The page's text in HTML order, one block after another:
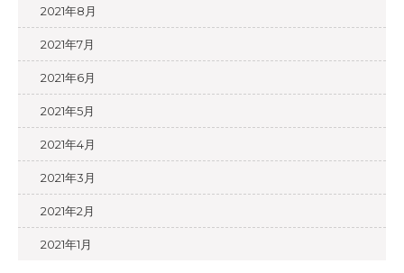
2021年8月
2021年7月
2021年6月
2021年5月
2021年4月
2021年3月
2021年2月
2021年1月